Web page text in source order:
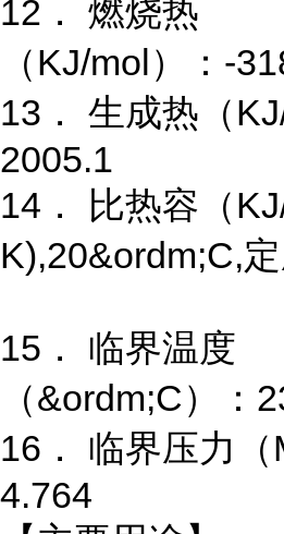
12． 燃烧热
（KJ/mol）：
13． 生成热（
2005.1
14． 比热容（
K),20&ordm;C,
15． 临界温度
（&ordm;C）
16． 临界压力（
4.764